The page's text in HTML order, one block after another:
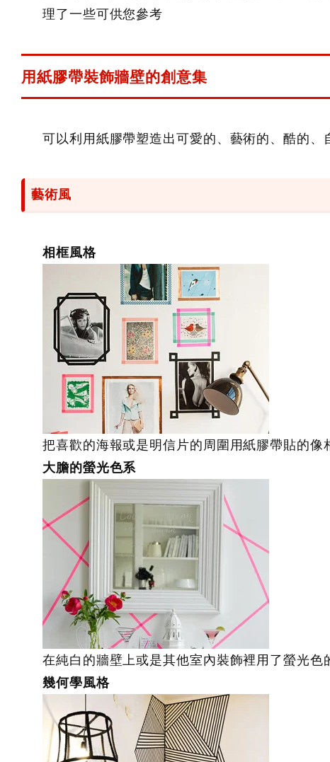
理了一些可供您參考
用紙膠帶裝飾牆壁的創意集
可以利用紙膠帶塑造出可愛的、藝術的、酷的
藝術風
相框風格
把喜歡的海報或是明信片的周圍用紙膠帶貼的像
大膽的螢光色系
在純白的牆壁上或是其他室內裝飾裡用了螢光
幾何學風格